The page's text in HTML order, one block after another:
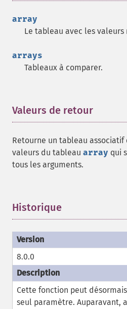
array
Le tableau avec les
arrays
Tableaux à comparer.
Valeurs de retour
Retourne un tableau
valeurs du tableau array qui
tous les arguments.
Historique
8.0.0
Cette fonction peut
seul paramètre. Auparavant,